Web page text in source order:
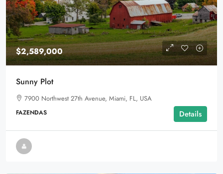
$2,589,000
Sunny Plot
7900 Northwest 27th Avenue, Miami, FL, USA
FAZENDAS Details